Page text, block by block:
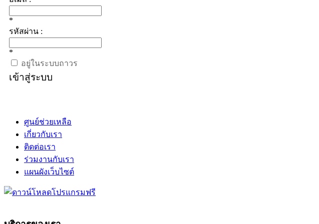
*
รหัสผ่าน :
*
อยู่ในระบบถาวร
เข้าสู่ระบบ
ศูนย์ช่วยเหลือ
เกี่ยวกับเรา
ติดต่อเรา
ร่วมงานกับเรา
แผนผังเว็บไซต์